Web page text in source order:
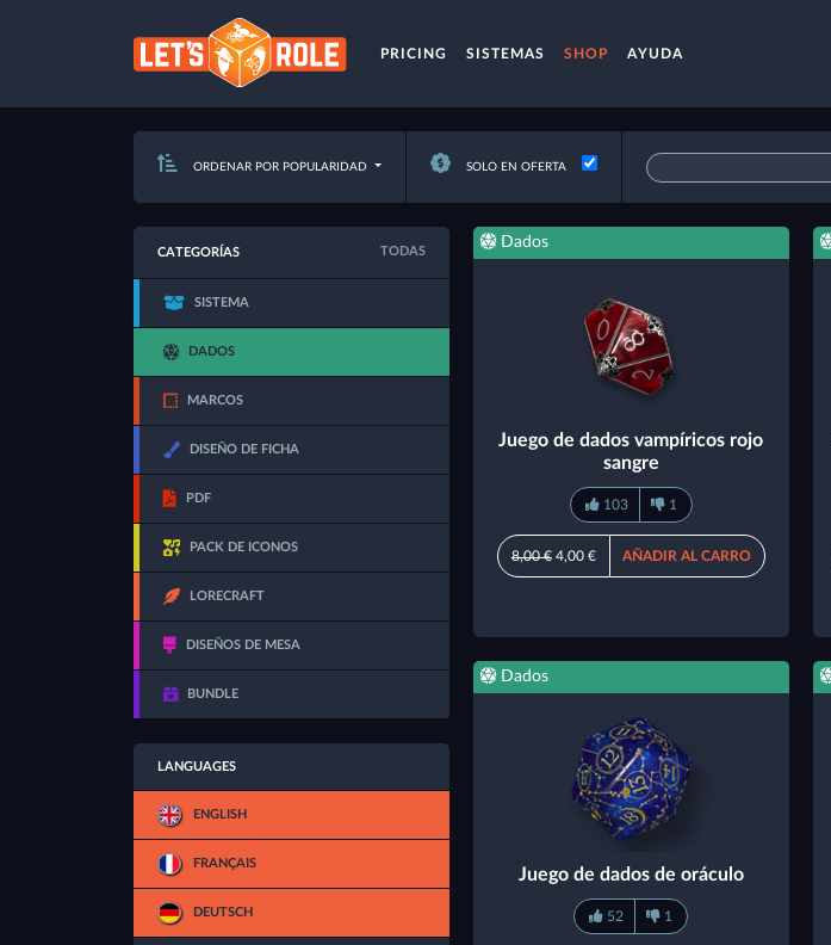
PRICING SISTEMAS SHOP AYUDA
ORDENAR POR POPULARIDAD SOLO EN OFERTA
CATEGORÍAS TODAS
SISTEMA
DADOS
MARCOS
DISEÑO DE FICHA
PDF
PACK DE ICONOS
LORECRAFT
DISEÑOS DE MESA
BUNDLE
LANGUAGES
ENGLISH
FRANÇAIS
DEUTSCH
Dados
Juego de dados vampíricos rojo
sangre
103 1
8,00 €4,00 € AÑADIR AL CARRO
Dados
Juego de dados de oráculo
52 1